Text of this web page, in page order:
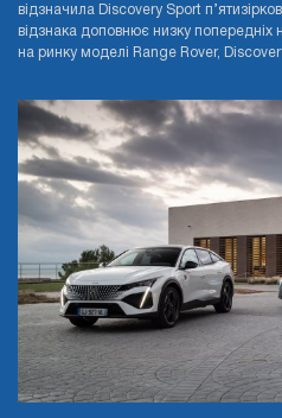
відзначила Discovery Sport
відзнака доповнює низку попередніх
на ринку моделі Range Rover,